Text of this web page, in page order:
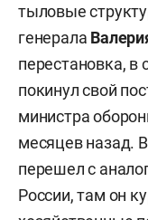
тыловые
генерала
перестановка, в
покинул свой
министра
месяцев назад.
перешел с
России, там он